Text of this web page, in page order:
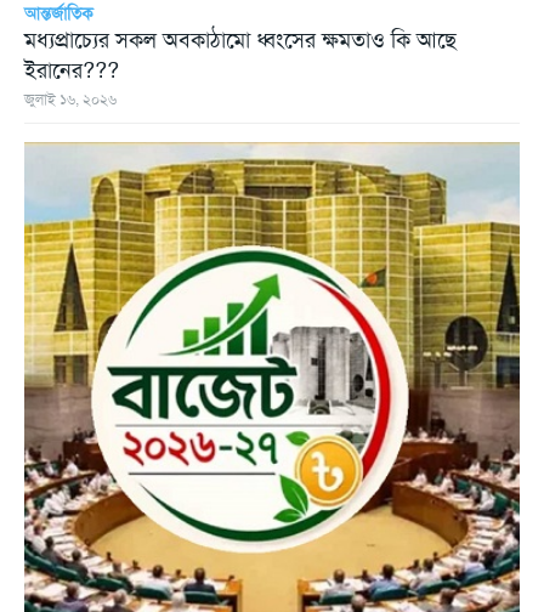
আন্তর্জাতিক
মধ্যপ্রাচ্যের সকল অবকাঠামো ধ্বংসের ক্ষমতাও কি আছে
ইরানের???
জুলাই ১৬, ২০২৬